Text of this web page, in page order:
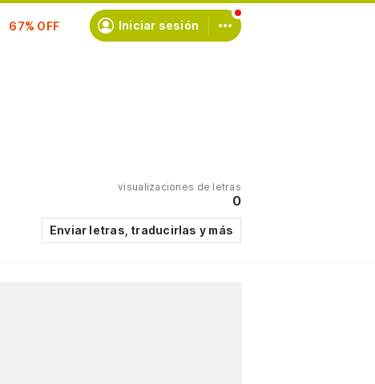
Suscríbete
Iniciar sesión
visualizaciones de letras
0
Enviar letras, traducirlas y más